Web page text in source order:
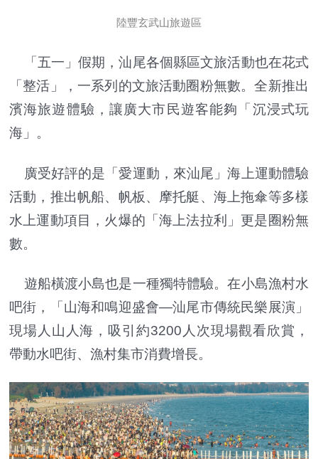
陸豐玄武山旅遊區
「五一」假期，汕尾各個縣區文旅活動也在花式
「整活」，一系列的文旅活動圈粉無數。全新推出
濱海旅遊體驗，讓廣大市民遊客能夠「沉浸式玩
海」。
廣受好評的是「愛運動，來汕尾」海上運動體驗
活動，推出帆船、帆板、摩托艇、海上拖傘等多樣
水上運動項目，火爆的「海上法拉利」更是圈粉無
數。
遊船橫渡小島也是一種獨特體驗。在小島漁村水
吧街，「山海和鳴迎盛會—汕尾市傳統民樂展演」
現場人山人海，吸引約3200人次現場觀看欣賞，
帶動水吧街、漁村集市消費增長。